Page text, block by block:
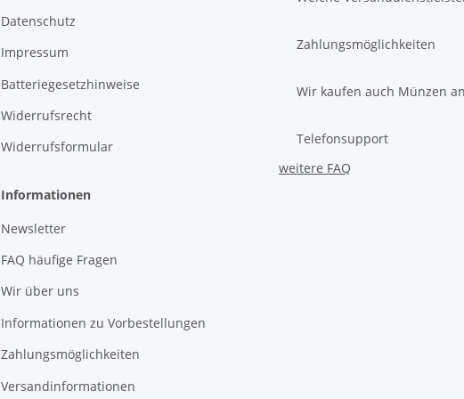
Datenschutz
Impressum
Batteriegesetzhinweise
Widerrufsrecht
Widerrufsformular
Informationen
Newsletter
FAQ häufige Fragen
Wir über uns
Informationen zu Vorbestellungen
Zahlungsmöglichkeiten
Versandinformationen
Zahlungsmöglichkeiten
Wir kaufen auch Münzen
Telefonsupport
weitere FAQ